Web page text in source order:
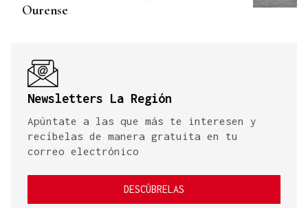
Ourense
Newsletters La Región
Apúntate a las que más te interesen y
recíbelas de manera gratuita en tu
correo electrónico
DESCÚBRELAS